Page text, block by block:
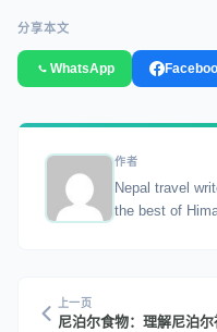
分享本文
WhatsApp
作者
Nepal travel
the best of
上一页
尼泊尔食物：理解尼泊